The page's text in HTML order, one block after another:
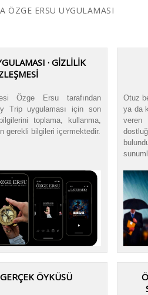
ÖZGE ERSU UYGULAMASI
· GİZLİLİK
Özge Ersu tarafından
Trip uygulaması için son
toplama, kullanma,
gerekli bilgileri içermektedir.
Otuz
ya da
veren
ÖYKÜSÜ